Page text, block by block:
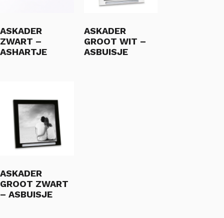
ASKADER
ZWART –
ASHARTJE
ASKADER
GROOT WIT –
ASBUISJE
ASKADER
GROOT ZWART
– ASBUISJE